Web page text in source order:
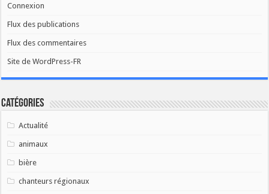
Connexion
Flux des publications
Flux des commentaires
Site de WordPress-FR
Catégories
Actualité
animaux
bière
chanteurs régionaux